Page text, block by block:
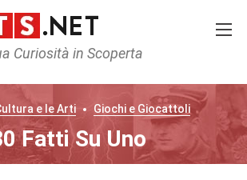
Curiosità in Scoperta
e le Arti Giochi e Giocattoli
Fatti Su Uno